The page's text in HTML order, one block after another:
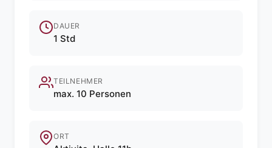
DAUER
1 Std
TEILNEHMER
max. 10 Personen
ORT